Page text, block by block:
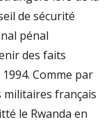
de sécurité
pénal
des faits
Comme par
militaires français
le Rwanda en